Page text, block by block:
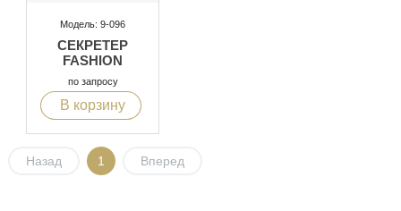
Модель: 9-096
СЕКРЕТЕР
FASHION
по запросу
В корзину
Назад 1 Вперед